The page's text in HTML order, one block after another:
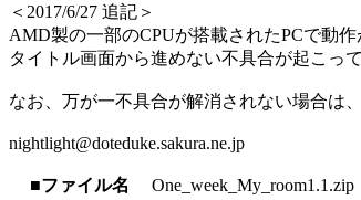
＜2017/6/27 追記＞
AMD製の一部のCPUが搭載されたPCで動
タイトル画面から進めない不具合が起こっ
なお、万が一不具合が解消されない場合は
nightlight@doteduke.sakura.ne.jp
■ファイル名
One_week_My_room1.1.zip